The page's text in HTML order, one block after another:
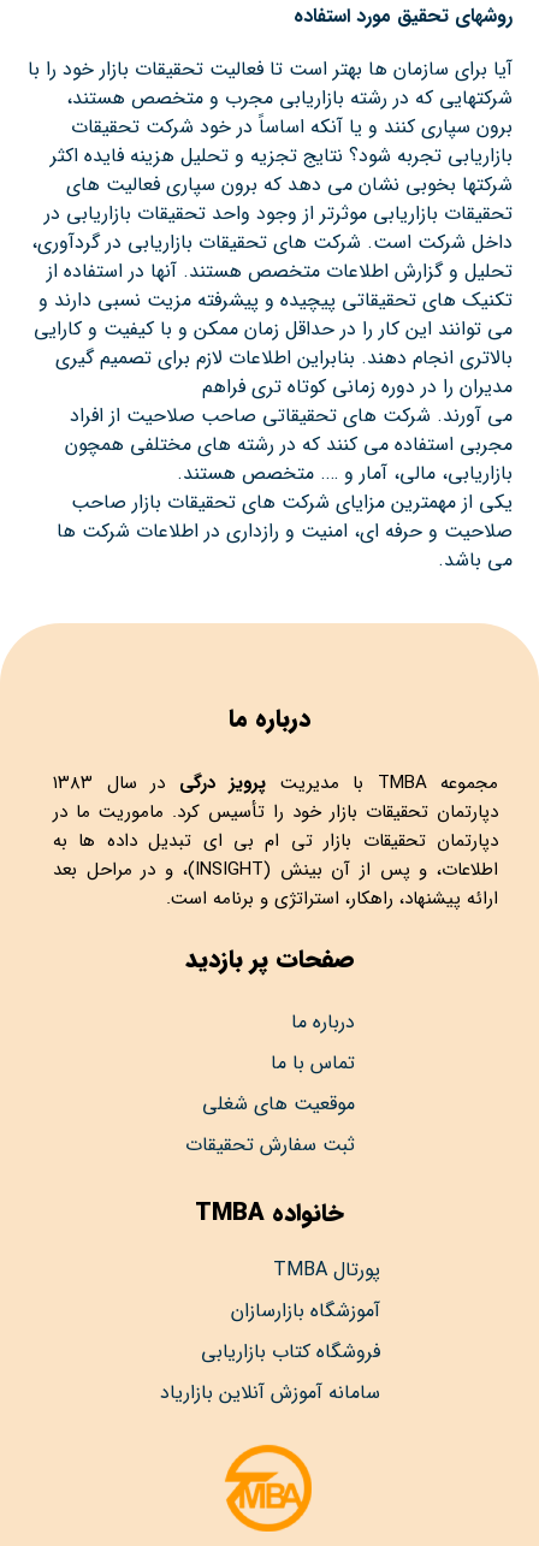
روشهای تحقیق مورد استفاده
آیا برای سازمان ها بهتر است تا فعالیت تحقیقات بازار خود را با
شرکتهایی که در رشته بازاریابی مجرب و متخصص هستند،
برون سپاری کنند و یا آنکه اساساً در خود شرکت تحقیقات
بازاریابی تجربه شود؟ نتایج تجزیه و تحلیل هزینه فایده اکثر
شرکتها بخوبی نشان می دهد که برون سپاری فعالیت های
تحقیقات بازاریابی موثرتر از وجود واحد تحقیقات بازاریابی در
داخل شرکت است. شرکت های تحقیقات بازاریابی در گردآوری،
تحلیل و گزارش اطلاعات متخصص هستند. آنها در استفاده از
تکنیک های تحقیقاتی پیچیده و پیشرفته مزیت نسبی دارند و
می توانند این کار را در حداقل زمان ممکن و با کیفیت و کارایی
بالاتری انجام دهند. بنابراین اطلاعات لازم برای تصمیم گیری
مدیران را در دوره زمانی کوتاه تری فراهم
می آورند. شرکت های تحقیقاتی صاحب صلاحیت از افراد
مجربی استفاده می کنند که در رشته های مختلفی همچون
بازاریابی، مالی، آمار و …. متخصص هستند.
یکی از مهمترین مزایای شرکت های تحقیقات بازار صاحب
صلاحیت و حرفه ای، امنیت و رازداری در اطلاعات شرکت ها
می باشد.
درباره ما
مجموعهTMBA با مدیریت پرویز درگی
در سال ۱۳۸۳
دپارتمان تحقیقات بازار خود را تأسیس کرد. ماموریت ما در
دپارتمان تحقیقات بازار تی ام بی ای تبدیل داده ها به
اطلاعات، و پس از آن بینش (INSIGHT)، و در مراحل بعد
ارائه پیشنهاد، راهکار، استراتژی و برنامه است.
صفحات پر بازدید
درباره ما
تماس با ما
موقعیت های شغلی
ثبت سفارش تحقیقات
خانواده TMBA
پورتال TMBA
آموزشگاه بازارسازان
فروشگاه کتاب بازاریابی
سامانه آموزش آنلاین بازاریاد